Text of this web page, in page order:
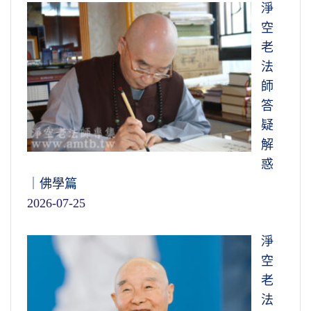
淨
空
老
法
師
答
疑
解
惑
｜佛學篇
2026-07-25
淨
空
老
法